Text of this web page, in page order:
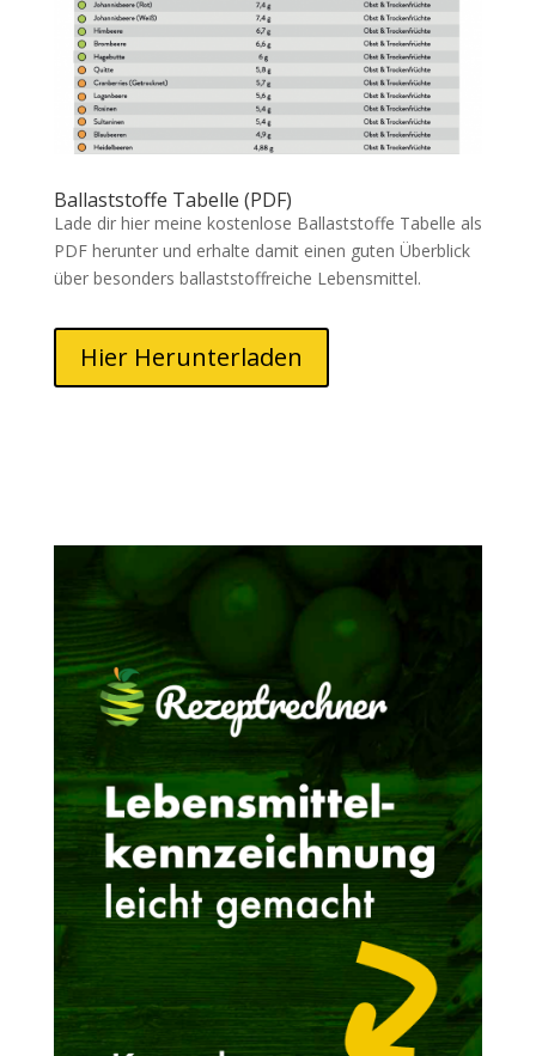
Ballaststoffe Tabelle (PDF)
Lade dir hier meine kostenlose Ballaststoffe Tabelle als
PDF herunter und erhalte damit einen guten Überblick
über besonders ballaststoffreiche Lebensmittel.
Hier Herunterladen